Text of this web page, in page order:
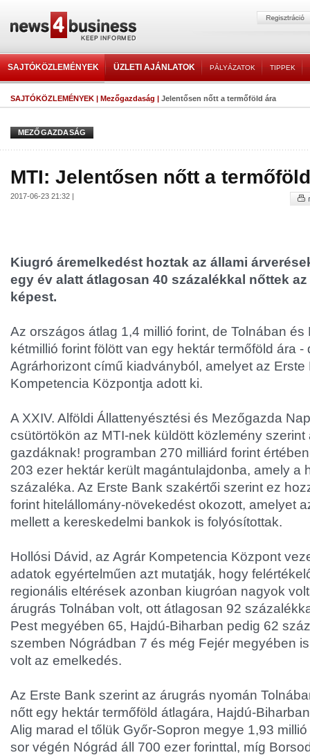
SAJTÓKÖZLEMÉNYEK ÜZLETI AJÁNLATOK PÁLYÁZATOK TIPPEK
SAJTÓKÖZLEMÉNYEK | Mezőgazdaság | Jelentősen nőtt a termőföld ára
MEZŐGAZDASÁG
MTI: Jelentősen nőtt a
2017-06-23 21:32 |
Kiugró áremelkedést hoztak az állami
egy év alatt átlagosan 40 százalékkal nőttek
képest.
Az országos átlag 1,4 millió forint, de Tolnában
kétmillió forint fölött van egy hektár termőföld ára -
Agrárhorizont című kiadványból, amelyet az Erste
Kompetencia Központja adott ki.
A XXIV. Alföldi Állattenyésztési és Mezőgazda
csütörtökön az MTI-nek küldött közlemény szerint
gazdáknak! programban 270 milliárd forint
203 ezer hektár került magántulajdonba, amely a
százaléka. Az Erste Bank szakértői szerint ez
forint hitelállomány-növekedést okozott, amelyet
mellett a kereskedelmi bankok is folyósítottak.
Hollósi Dávid, az Agrár Kompetencia Központ
adatok egyértelműen azt mutatják, hogy
regionális eltérések azonban kiugróan nagyok
árugrás Tolnában volt, ott átlagosan 92
Pest megyében 65, Hajdú-Biharban pedig 62
szemben Nógrádban 7 és még Fejér megyében
volt az emelkedés.
Az Erste Bank szerint az árugrás nyomán
nőtt egy hektár termőföld átlagára, Hajdú-
Alig marad el tőlük Győr-Sopron megye 1,93
sor végén Nógrád áll 700 ezer forinttal, míg